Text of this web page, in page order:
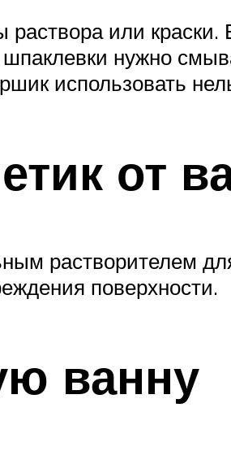
или
нужно
использовать
от
растворителем
поверхности.
ванну